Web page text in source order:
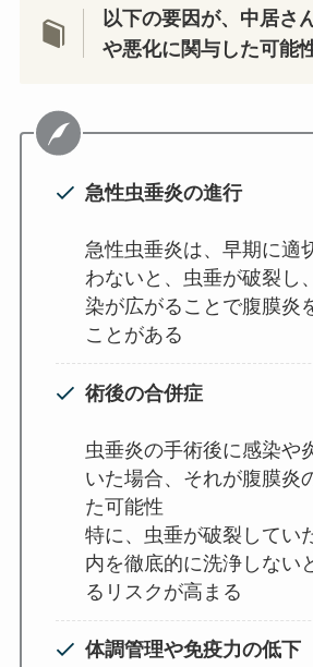
以下の要因が、中居さ
や悪化に関与した可能
急性虫垂炎の進行
急性虫垂炎は、早期に適
わないと、虫垂が破裂し
染が広がることで腹膜炎
ことがある
術後の合併症
虫垂炎の手術後に感染や
いた場合、それが腹膜炎
た可能性
特に、虫垂が破裂してい
内を徹底的に洗浄しない
るリスクが高まる
体調管理や免疫力の低下